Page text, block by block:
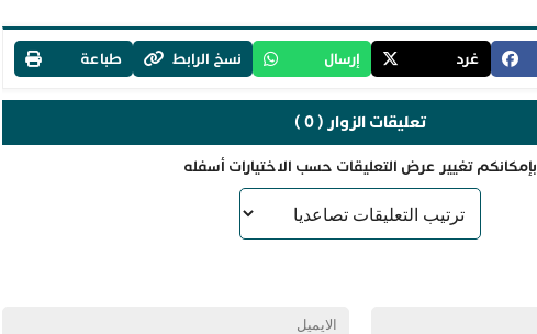
غرد إرسال نسخ الرابط طباعة
تعليقات الزوار ( 0 )
بإمكانكم تغيير عرض التعليقات حسب الاختيارات أسفله